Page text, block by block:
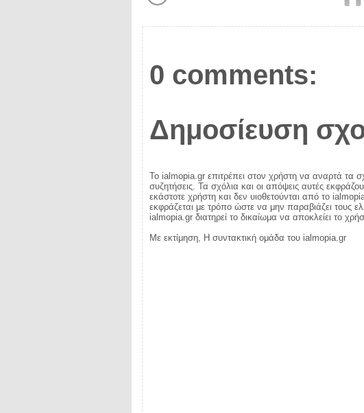
0 comments:
Δημοσίευση
Το ialmopia.gr επιτρέπει στον χρήστη να αναρτά τα
συζητήσεις. Τα σχόλια και οι απόψεις αυτές
εκάστοτε χρήστη και δεν υιοθετούνται από το
εκφράζεται με τρόπο ώστε να μην παραβιάζει τους
ialmopia.gr διατηρεί το δικαίωμα να αποκλείει το
Με εκτίμηση, Η συντακτική ομάδα του ialmopia.gr